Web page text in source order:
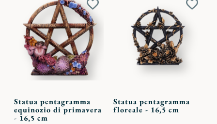
Aggiungi
ai
preferiti
Statua pentagramma
equinozio di primavera
- 16,5 cm
Statua pentagramma
floreale - 16,5 cm